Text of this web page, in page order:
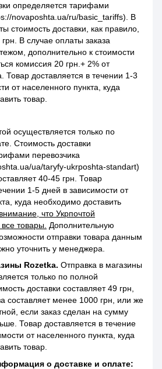
определяется тарифами
novaposhta.ua/ru/basic_tariffs). В
стоимость доставки, как правило,
В случае оплаты заказа
дополнительно к стоимости
комиссия 20 грн.+ 2% от
Товар доставляется в течении 1-3
от населенного пункта, куда
товар.
осуществляется только по
Стоимость доставки
перевозчика
ua/taryfy-ukrposhta-standart)
40-45 грн. Товар
1-5 дней в зависимости от
куда необходимо доставить
что Укрпочтой
товары. Дополнительную
отправки товара данным
уточнить у менеджера.
Rozetka. Отправка в магазины
только по полной
доставки составляет 49 грн,
составляет менее 1000 грн, или же
если заказ сделан на сумму
Товар доставляется в течение
от населенного пункта, куда
товар.
о доставке и оплате: